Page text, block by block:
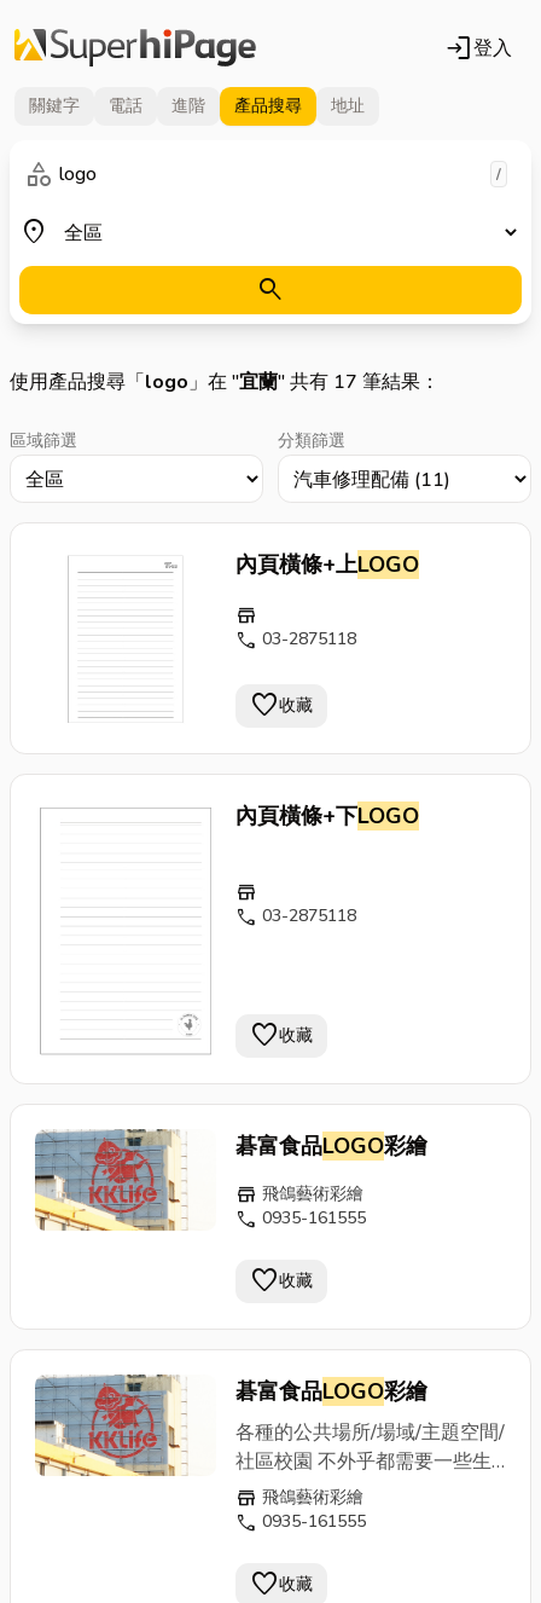
login登入
關鍵字 電話 進階 產品搜尋 地址
category
關鍵字 /
place
地區
search
使用產品搜尋「logo」在 "宜蘭" 共有 17 筆結果：
區域篩選 分類篩選
內頁橫條+上LOGO
store
call 03-2875118
favorite收藏
內頁橫條+下LOGO
store
call 03-2875118
favorite收藏
碁富食品LOGO彩繪
store 飛鴿藝術彩繪
call 0935-161555
favorite收藏
碁富食品LOGO彩繪
各種的公共場所/場域/主題空間/
社區校園 不外乎都需要一些生
命來呈現公司的品牌理念及象徵
透過彩繪更能強調出特有的風格
的彩繪 讓工作場所增添了更不
store 飛鴿藝術彩繪
call 0935-161555
favorite收藏